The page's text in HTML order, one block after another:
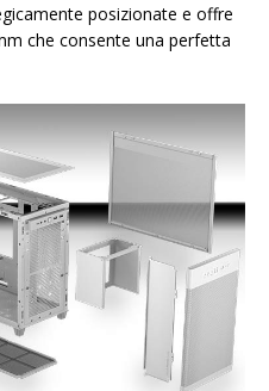
posizionate e offre
che consente una perfetta